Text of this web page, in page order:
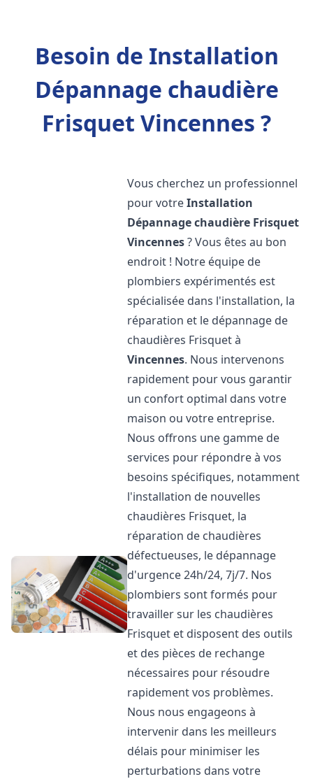
Besoin de Installation
Dépannage chaudière
Frisquet Vincennes ?
Vous cherchez un professionnel
pour votreInstallation
Dépannage chaudière Frisquet
Vincennes? Vous êtes au bon
endroit ! Notre équipe de
plombiers expérimentés est
spécialisée dans l'installation, la
réparation et le dépannage de
chaudières Frisquet à
Vincennes. Nous intervenons
rapidement pour vous garantir
un confort optimal dans votre
maison ou votre entreprise.
Nous offrons une gamme de
services pour répondre à vos
besoins spécifiques, notamment
l'installation de nouvelles
chaudières Frisquet, la
réparation de chaudières
défectueuses, le dépannage
d'urgence 24h/24, 7j/7. Nos
plombiers sont formés pour
travailler sur les chaudières
Frisquet et disposent des outils
et des pièces de rechange
nécessaires pour résoudre
rapidement vos problèmes.
Nous nous engageons à
intervenir dans les meilleurs
délais pour minimiser les
perturbations dans votre